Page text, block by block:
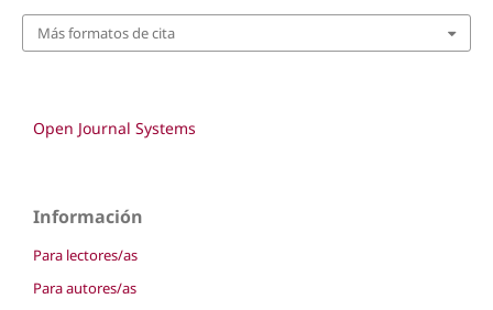
Más formatos de cita
Open Journal Systems
Información
Para lectores/as
Para autores/as